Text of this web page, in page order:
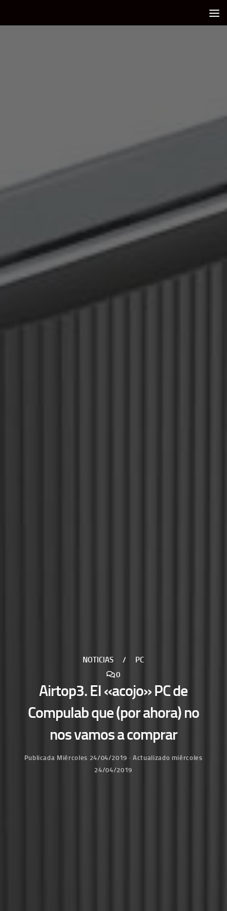
NOTICIAS /
PC
0
Airtop3. El «acojo» PC de
Compulab que (por ahora) no
nos vamos a comprar
Publicada Miércoles 24/04/2019 · Actualizado miércoles
24/04/2019